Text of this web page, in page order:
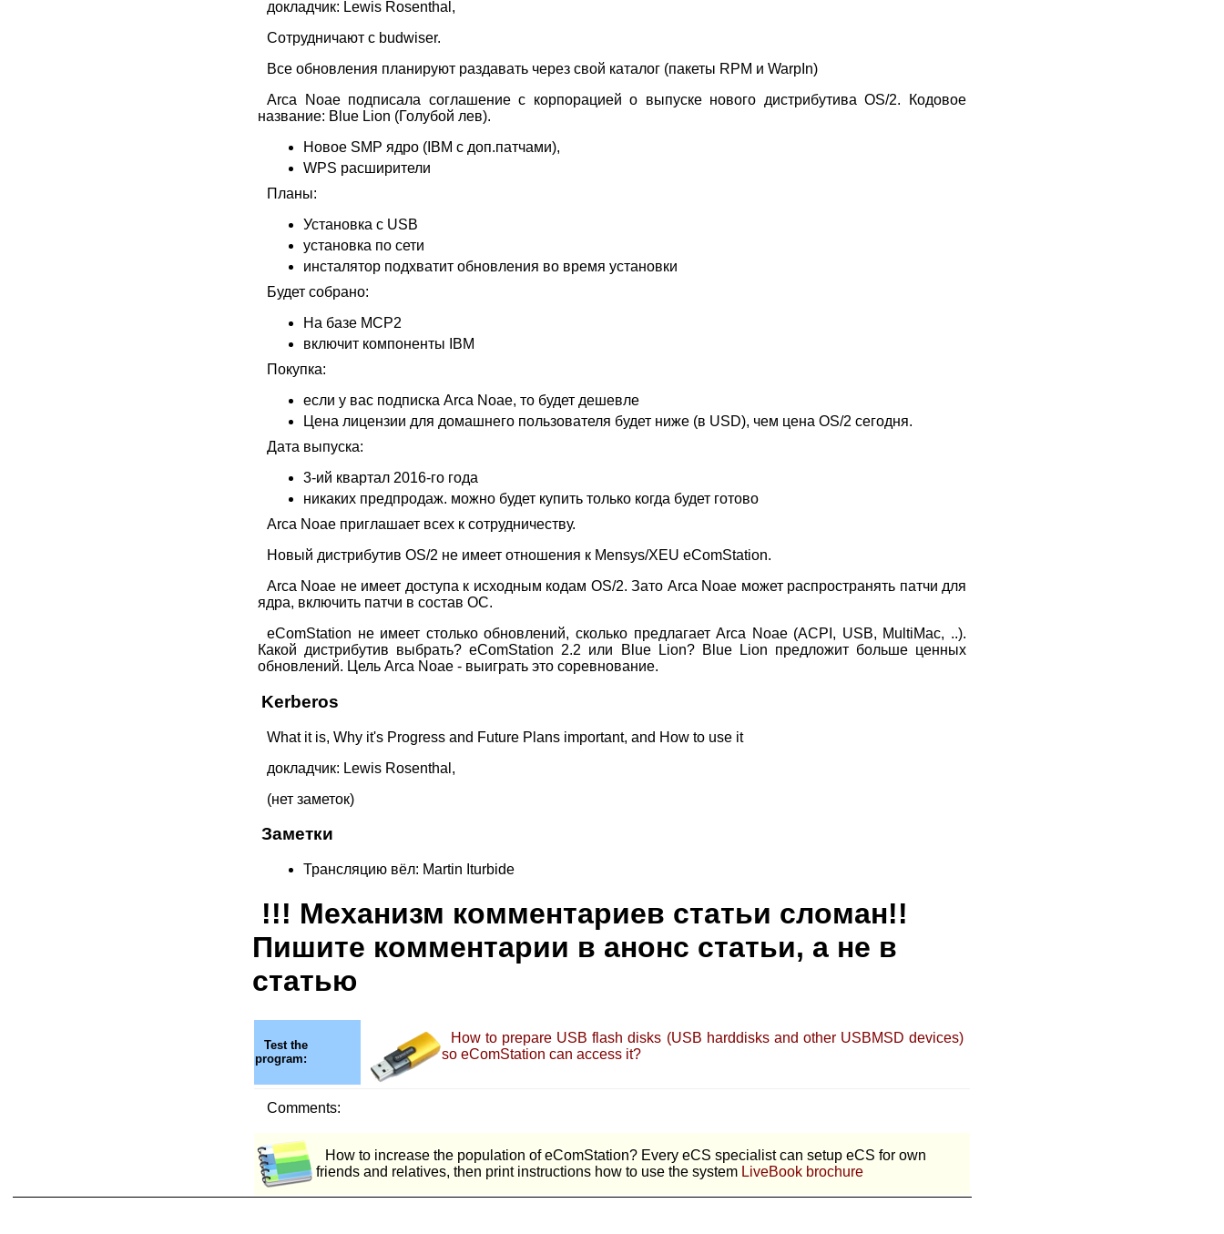
докладчик: Lewis Rosenthal,
Сотрудничают с budwiser.
Все обновления планируют раздавать через свой каталог (пакеты RPM и WarpIn)
Arca Noae подписала соглашение с корпорацией о выпуске нового дистрибутива OS/2. Кодовое
название: Blue Lion (Голубой лев).
Новое SMP ядро (IBM с доп.патчами),
WPS расширители
Планы:
Установка с USB
установка по сети
инсталятор подхватит обновления во время установки
Будет собрано:
На базе MCP2
включит компоненты IBM
Покупка:
если у вас подписка Arca Noae, то будет дешевле
Цена лицензии для домашнего пользователя будет ниже (в USD), чем цена OS/2 сегодня.
Дата выпуска:
3-ий квартал 2016-го года
никаких предпродаж. можно будет купить только когда будет готово
Arca Noae приглашает всех к сотрудничеству.
Новый дистрибутив OS/2 не имеет отношения к Mensys/XEU eComStation.
Arca Noae не имеет доступа к исходным кодам OS/2. Зато Arca Noae может распространять патчи для
ядра, включить патчи в состав ОС.
eComStation не имеет столько обновлений, сколько предлагает Arca Noae (ACPI, USB, MultiMac, ..).
Какой дистрибутив выбрать? eComStation 2.2 или Blue Lion? Blue Lion предложит больше ценных
обновлений. Цель Arca Noae - выиграть это соревнование.
Kerberos
What it is, Why it's Progress and Future Plans important, and How to use it
докладчик: Lewis Rosenthal,
(нет заметок)
Заметки
Трансляцию вёл: Martin Iturbide
!!! Механизм комментариев статьи сломан!!
Пишите комментарии в анонс статьи, а не в
статью
Test the
program:
How to prepare USB flash disks (USB harddisks and other USBMSD devices)
so eComStation can access it?
Comments:
How to increase the population of eComStation? Every eCS specialist can setup eCS for own
friends and relatives, then print instructions how to use the system LiveBook brochure